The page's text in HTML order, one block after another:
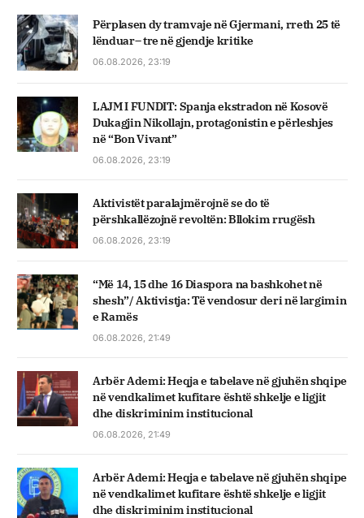
Përplasen dy tramvaje në Gjermani, rreth 25 të
lënduar– tre në gjendje kritike
06.08.2026, 23:19
LAJM I FUNDIT: Spanja ekstradon në Kosovë
Dukagjin Nikollajn, protagonistin e përleshjes
në “Bon Vivant”
06.08.2026, 23:19
Aktivistët paralajmërojnë se do të
përshkallëzojnë revoltën: Bllokim rrugësh
06.08.2026, 23:19
“Më 14, 15 dhe 16 Diaspora na bashkohet në
shesh”/ Aktivistja: Të vendosur deri në largimin
e Ramës
06.08.2026, 21:49
Arbër Ademi: Heqja e tabelave në gjuhën shqipe
në vendkalimet kufitare është shkelje e ligjit
dhe diskriminim institucional
06.08.2026, 21:49
Arbër Ademi: Heqja e tabelave në gjuhën shqipe
në vendkalimet kufitare është shkelje e ligjit
dhe diskriminim institucional